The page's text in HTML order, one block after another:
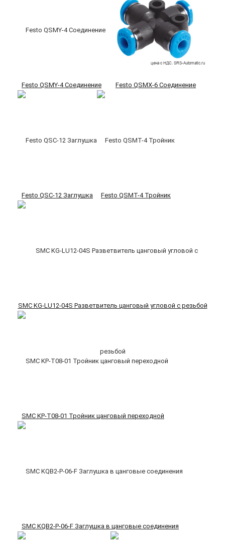
Festo QSMY-4 Соединение Festo QSMX-6 Соединение
Festo QSC-12 Заглушка Festo QSMT-4 Тройник
SMC KG-LU12-04S Разветвитель цанговый угловой с резьбой
SMC KP-T08-01 Тройник цанговый переходной
SMC KQB2-P-06-F Заглушка в цанговые соединения